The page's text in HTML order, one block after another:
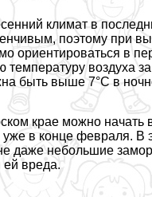
климат в
поэтому при
ориентироваться в
температуру воздуха
быть выше 7°С в
крае можно начать
в конце февраля. В
даже небольшие
ей вреда.